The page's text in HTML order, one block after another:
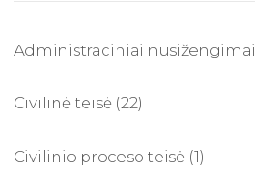
Administraciniai nusižengimai
Civilinė teisė (22)
Civilinio proceso teisė (1)